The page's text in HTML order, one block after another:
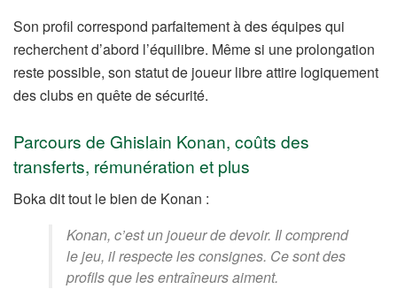
Son profil correspond parfaitement à des équipes qui
recherchent d’abord l’équilibre. Même si une prolongation
reste possible, son statut de joueur libre attire logiquement
des clubs en quête de sécurité.
Parcours de Ghislain Konan, coûts des
transferts, rémunération et plus
Boka dit tout le bien de Konan :
Konan, c’est un joueur de devoir. Il comprend
le jeu, il respecte les consignes. Ce sont des
profils que les entraîneurs aiment.